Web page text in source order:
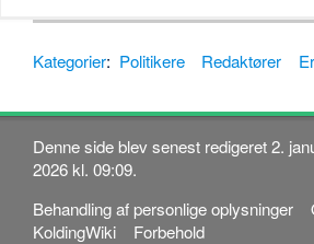
Kategorier: Politikere Redaktører
Denne side blev senest redigeret 2.
2026 kl. 09:09.
Behandling af personlige oplysninger
KoldingWiki
Forbehold